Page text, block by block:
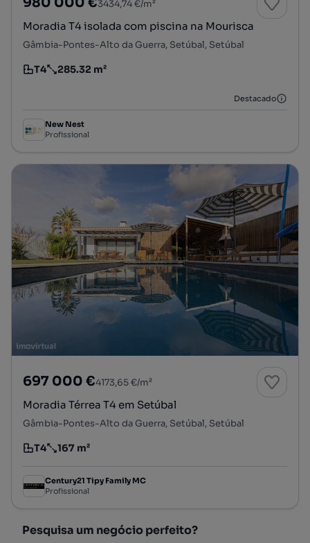
3434,74 €/m²
Moradia T4 isolada com piscina na Mourisca
Gâmbia-Pontes-Alto da Guerra, Setúbal, Setúbal
Tipologia
T4
Preço por metro quadrado
285.32 m²
Destacado
New Nest
Profissional
697 000 €4173,65 €/m²
Moradia Térrea T4 em Setúbal
Gâmbia-Pontes-Alto da Guerra, Setúbal, Setúbal
Tipologia
T4
Preço por metro quadrado
167 m²
Century21 Tipy Family MC
Profissional
Pesquisa um negócio perfeito?